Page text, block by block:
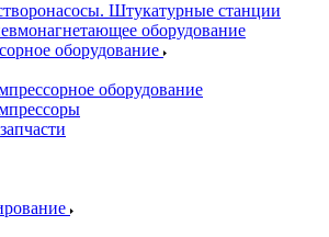
Штукатурные станции
оборудование
оборудование
оборудование